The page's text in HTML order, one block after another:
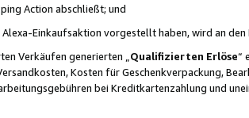
Action abschließt; und
Einkaufsaktion vorgestellt haben, wird an
Verkäufen generierten „ Qualifizierten Erlöse“
Kosten für Geschenkverpackung,
bei Kreditkartenzahlung und